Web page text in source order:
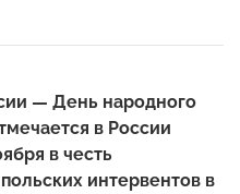
— День народного
в России
в честь
интервентов в